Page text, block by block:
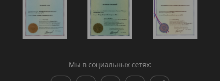
Мы в социальных сетях: